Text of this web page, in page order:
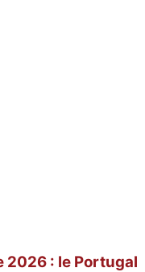
2026 : le Portugal